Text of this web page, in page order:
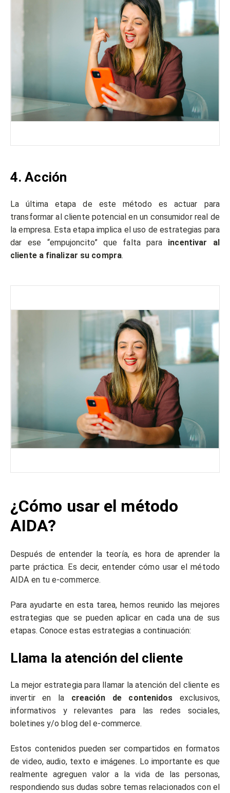
4. Acción
La última etapa de este método es actuar para
transformar al cliente potencial en un consumidor real de
la empresa. Esta etapa implica el uso de estrategias para
dar ese “empujoncito” que falta para incentivar al
cliente a finalizar su compra.
¿Cómo usar el método
AIDA?
Después de entender la teoría, es hora de aprender la
parte práctica. Es decir, entender cómo usar el método
AIDA en tu e-commerce.
Para ayudarte en esta tarea, hemos reunido las mejores
estrategias que se pueden aplicar en cada una de sus
etapas. Conoce estas estrategias a continuación:
Llama la atención del cliente
La mejor estrategia para llamar la atención del cliente es
invertir en la creación de contenidos exclusivos,
informativos y relevantes para las redes sociales,
boletines y/o blog del e-commerce.
Estos contenidos pueden ser compartidos en formatos
de video, audio, texto e imágenes. Lo importante es que
realmente agreguen valor a la vida de las personas,
respondiendo sus dudas sobre temas relacionados con el